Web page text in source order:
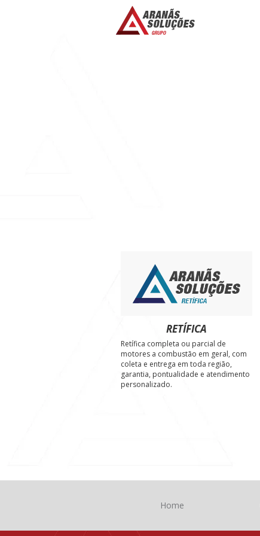
RETÍFICA
Retífica completa ou parcial de
motores a combustão em geral, com
coleta e entrega em toda região,
garantia, pontualidade e atendimento
personalizado.
Home